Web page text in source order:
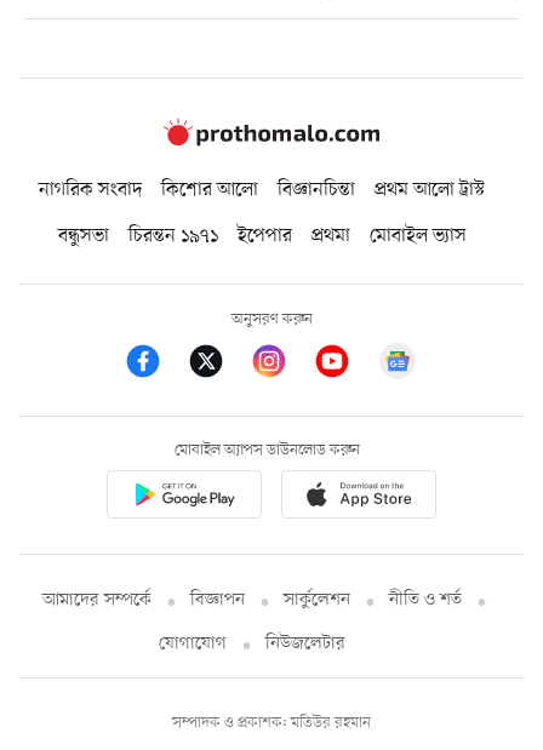
নাগরিক সংবাদ কিশোর আলো বিজ্ঞানচিন্তা
প্রথম আলো ট্রাস্ট
বন্ধুসভা
চিরন্তন ১৯৭১ ইপেপার প্রথমা মোবাইল ভ্যাস
অনুসরণ করুন
মোবাইল অ্যাপস ডাউনলোড করুন
আমাদের সম্পর্কে বিজ্ঞাপন সার্কুলেশন
নীতি ও শর্ত
যোগাযোগ
নিউজলেটার
সম্পাদক ও প্রকাশক: মতিউর রহমান